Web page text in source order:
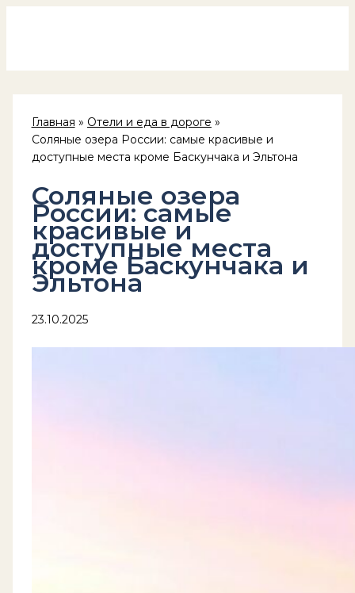
Главная
Отели и еда в дороге
Соляные озера России: самые красивые и
доступные места кроме Баскунчака и Эльтона
Соляные озера
России: самые
красивые и
доступные места
кроме Баскунчака и
Эльтона
23.10.2025